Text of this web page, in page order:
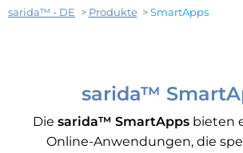
sarida™ - DE Produkte SmartApps
sarida™
Diesarida™ SmartApps bieten
Online-Anwendungen, die